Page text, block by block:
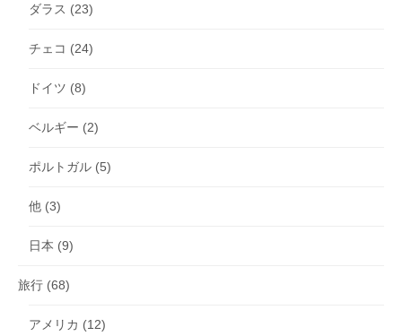
ダラス (23)
チェコ (24)
ドイツ (8)
ベルギー (2)
ポルトガル (5)
他 (3)
日本 (9)
旅行 (68)
アメリカ (12)